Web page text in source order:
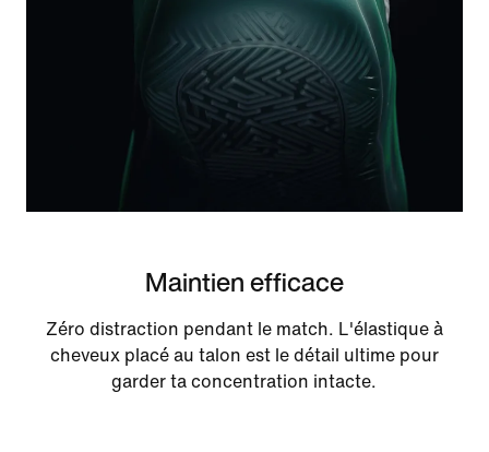
Maintien efficace
Zéro distraction pendant le match. L'élastique à
cheveux placé au talon est le détail ultime pour
garder ta concentration intacte.